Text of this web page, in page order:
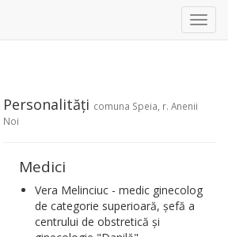
Personalități comuna Speia, r. Anenii
Noi
Medici
Vera Melinciuc - medic ginecolog
de categorie superioară, șefă a
centrului de obstretică și